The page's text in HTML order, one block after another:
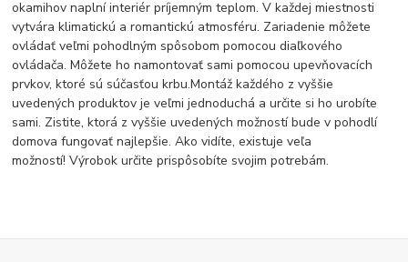
okamihov naplní interiér príjemným teplom. V každej miestnosti
vytvára klimatickú a romantickú atmosféru. Zariadenie môžete
ovládať veľmi pohodlným spôsobom pomocou diaľkového
ovládača. Môžete ho namontovať sami pomocou upevňovacích
prvkov, ktoré sú súčasťou krbu.Montáž každého z vyššie
uvedených produktov je veľmi jednoduchá a určite si ho urobíte
sami. Zistite, ktorá z vyššie uvedených možností bude v pohodlí
domova fungovať najlepšie. Ako vidíte, existuje veľa
možností! Výrobok určite prispôsobíte svojim potrebám.